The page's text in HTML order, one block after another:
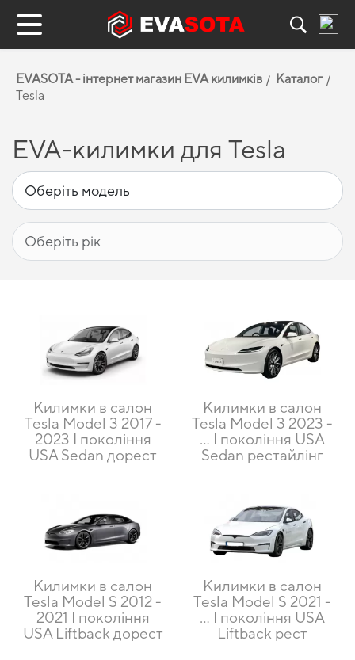
EVASOTA - інтернет магазин EVA килимків
Каталог
Tesla
EVA-килимки для Tesla
Килимки в салон
Tesla Model 3 2017 -
2023 I покоління
USA Sedan дорест
Килимки в салон
Tesla Model 3 2023 -
... I покоління USA
Sedan рестайлінг
Килимки в салон
Tesla Model S 2012 -
2021 I покоління
USA Liftback дорест
Килимки в салон
Tesla Model S 2021 -
... I покоління USA
Liftback рест